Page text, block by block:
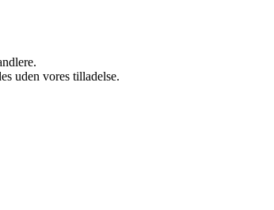
uden vores tilladelse.